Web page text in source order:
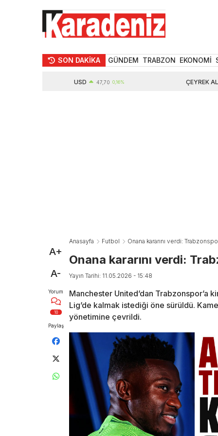
SON DAKİKA GÜNDEM TRABZON EKONOMİ
47,70 0,16% ÇEYREK ALTIN
A+
A-
Yorum
10
Paylaş
Anasayfa Futbol Onana kararını verdi:
Onana kararını verdi:
Yayın Tarihi: 11.05.2026 - 15:48
Manchester United’dan Trabzonspor’a
Lig’de kalmak istediği öne sürüldü.
yönetimine çevrildi.